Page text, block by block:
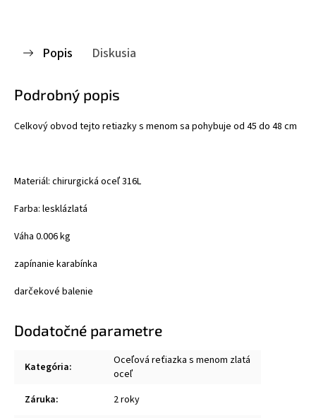
Popis Diskusia
Podrobný popis
Celkový obvod tejto retiazky s menom sa pohybuje od 45 do 48 cm
Materiál: chirurgická oceľ 316L
Farba: lesklázlatá
Váha 0.006 kg
zapínanie karabínka
darčekové balenie
Dodatočné parametre
Kategória:
Oceľová reťiazka s menom zlatá
oceľ
Záruka: 2 roky